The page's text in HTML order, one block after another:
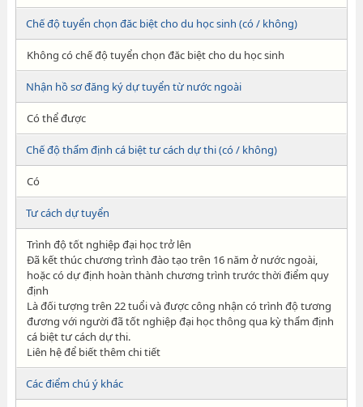
Chế độ tuyển chọn đăc biệt cho du học sinh (có / không)
Không có chế độ tuyển chọn đăc biệt cho du học sinh
Nhận hồ sơ đăng ký dự tuyển từ nước ngoài
Có thể được
Chế độ thẩm định cá biệt tư cách dự thi (có / không)
Có
Tư cách dự tuyển
Trình độ tốt nghiệp đại học trở lên
Đã kết thúc chương trình đào tạo trên 16 năm ở nước ngoài,
hoặc có dự định hoàn thành chương trình trước thời điểm quy
định
Là đối tượng trên 22 tuổi và được công nhận có trình độ tương
đương với người đã tốt nghiệp đại học thông qua kỳ thẩm định
cá biệt tư cách dự thi.
Liên hệ để biết thêm chi tiết
Các điểm chú ý khác